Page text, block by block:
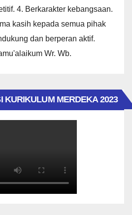
4. Berkarakter kebangsaan.
kasih kepada semua pihak
dan berperan aktif.
Wr. Wb.
KURIKULUM MERDEKA 2023